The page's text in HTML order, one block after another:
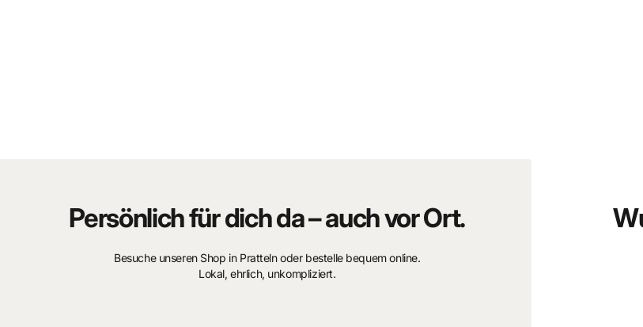
Série : Dan Cooper Hors-Série
Persönlich für dich da – auch vor Ort.
Besuche unseren Shop in Pratteln oder bestelle bequem online.
Lokal, ehrlich, unkompliziert.